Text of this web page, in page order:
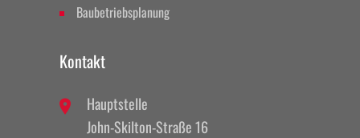
Baubetriebsplanung
Kontakt
Hauptstelle
John-Skilton-Straße 16